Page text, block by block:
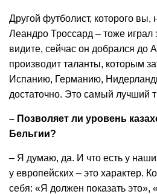
Другой футболист, которого вы,
Леандро Троссард – тоже играл
видите, сейчас он добрался
производит таланты, которым
Испанию, Германию,
достаточно. Это самый лучший
– Позволяет ли уровень
Бельгии?
– Я думаю, да. И что есть у
у европейских – это характер.
себя: «Я должен показать это»,